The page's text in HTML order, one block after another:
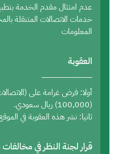
عدم امتثال مقدم الخدمة
خدمات الاتصالات المتنقلة
المعلومات
العقوبة
أولا: فرض غرامة على
(100,000) ريال سعودي.
ثانيا: نشر هذه العقوبة في الموقع
قرار لجنة النظر في